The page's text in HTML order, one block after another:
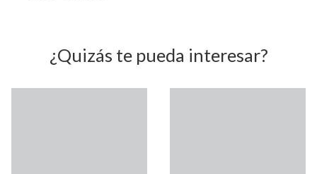
¿Quizás te pueda interesar?